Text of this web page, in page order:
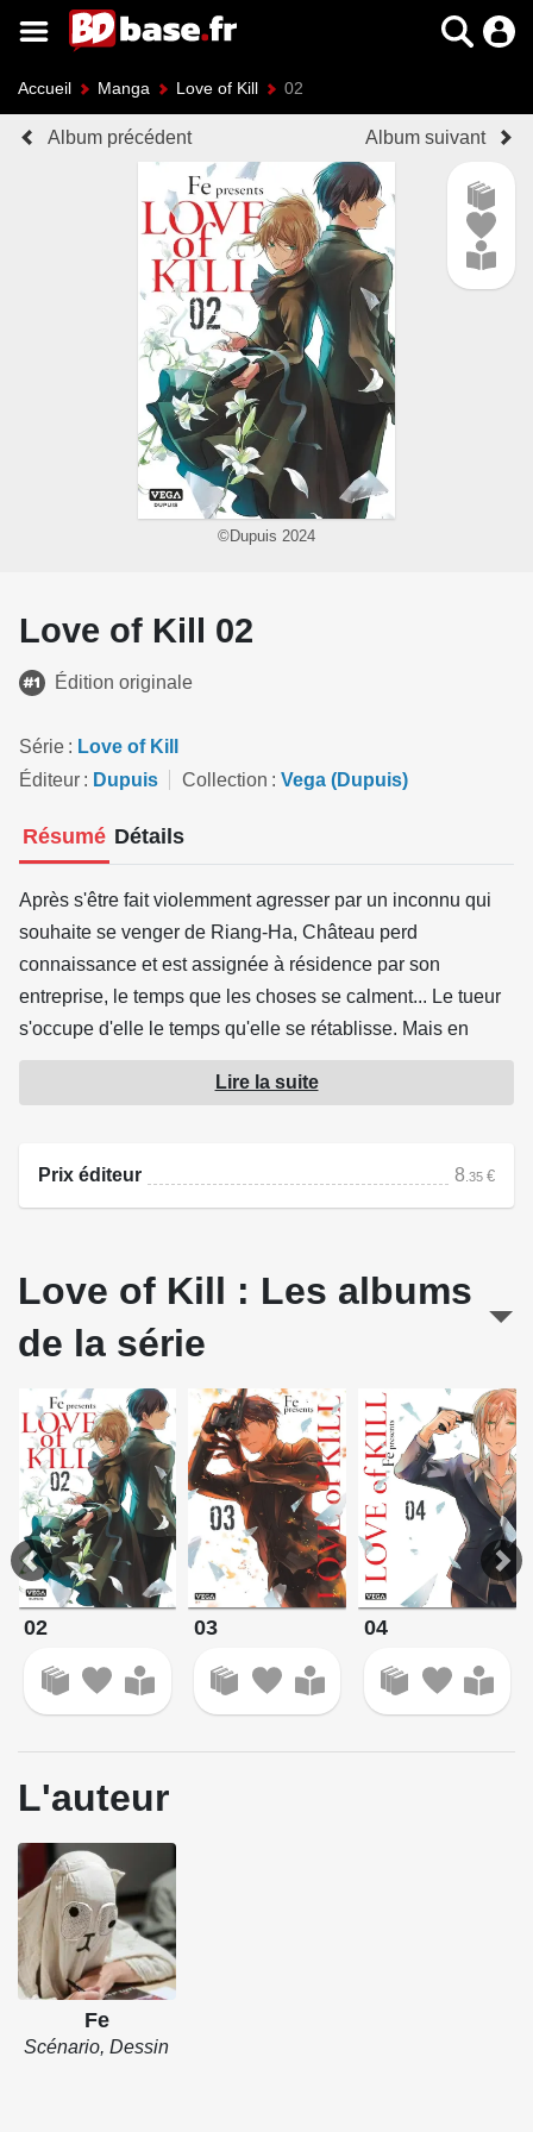
Accueil Manga Love of Kill 02
Album précédent Album suivant
©Dupuis 2024
Love of Kill 02
Édition originale
Série
Love of Kill
Éditeur
Dupuis Collection Vega (Dupuis)
Résumé Détails
Après s'être fait violemment agresser par un inconnu qui
souhaite se venger de Riang-Ha, Château perd
connaissance et est assignée à résidence par son
entreprise, le temps que les choses se calment... Le tueur
s'occupe d'elle le temps qu'elle se rétablisse. Mais en
continuant cette collaboration avec Song Riang-Ha, les
choses peuvent-elles en rester là ?
Lire la suite
Prix éditeur 8 .35 €
Love of Kill : Les albums
de la série
02 03 04
L'auteur
Fe
Scénario, Dessin